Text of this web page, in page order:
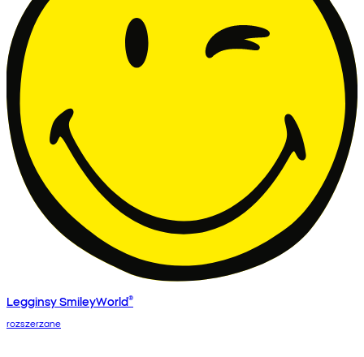
Legginsy SmileyWorld®
rozszerzane